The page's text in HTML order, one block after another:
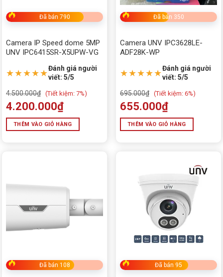
Đã bán 790
Camera IP Speed dome 5MP
UNV IPC6415SR-X5UPW-VG
★★★★★Đánh giá người
viết: 5/5
4.500.000₫ (Tiết kiệm: 7%)
4.200.000₫
THÊM VÀO GIỎ HÀNG
Đã bán 350
Camera UNV IPC3628LE-
ADF28K-WP
★★★★★Đánh giá người
viết: 5/5
695.000₫ (Tiết kiệm: 6%)
655.000₫
THÊM VÀO GIỎ HÀNG
Đã bán 108 Đã bán 95